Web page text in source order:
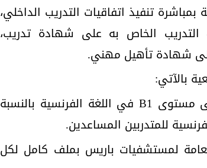
تنفيذ اتفاقيات التدريب الداخلي،
الخاص به على شهادة تدريب،
شهادة تأهيل مهني.
بالآتي:
- اقتراح المرشحين للتدريب والحاصلين على مستوى B1 في اللغة الفرنسية بالنسبة
العامة لمستشفيات باریس بملف كامل لكل